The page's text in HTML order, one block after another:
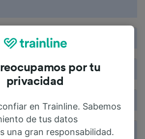
por tu
privacidad
en Trainline. Sabemos
de tus datos
una gran responsabilidad.